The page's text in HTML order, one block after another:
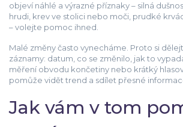
objeví náhlé a výrazné příznaky – silná
hrudi, krev ve stolici nebo moči, prudké
– volejte pomoc ihned.
Malé změny často vynecháme. Proto si
záznamy: datum, co se změnilo, jak to
měření obvodu končetiny nebo krátký
pomůže vidět trend a sdílet přesné
Jak vám v tom